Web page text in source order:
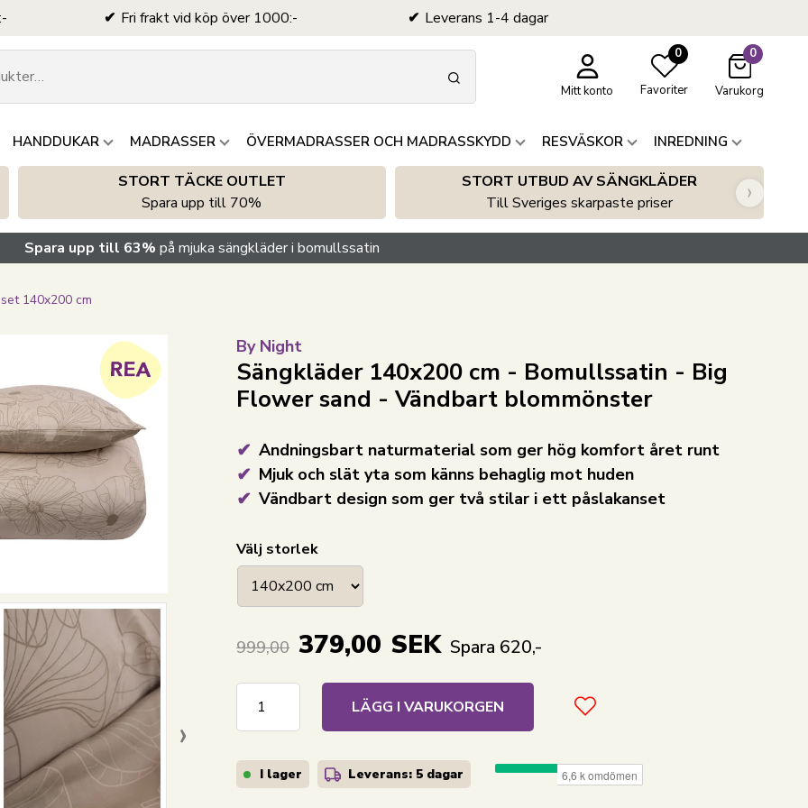
Fri frakt vid köp över 1000:- Leverans 1-4 dagar
Mitt konto
0
Favoriter
0
Varukorg
HANDDUKAR MADRASSER ÖVERMADRASSER OCH MADRASSKYDD RESVÄSKOR INREDNING
STORT TÄCKE OUTLET
Spara upp till 70%
STORT UTBUD AV SÄNGKLÄDER
Till Sveriges skarpaste priser
›
Spara upp till 63% på mjuka sängkläder i bomullssatin
140x200 cm
›
By Night
Sängkläder 140x200 cm - Bomullssatin - Big
Flower sand - Vändbart blommönster
Andningsbart naturmaterial som ger hög komfort året runt
Mjuk och slät yta som känns behaglig mot huden
Vändbart design som ger två stilar i ett påslakanset
Välj storlek
999,00 379,00 SEK Spara 620,-
LÄGG I VARUKORGEN
I lager Leverans: 5 dagar